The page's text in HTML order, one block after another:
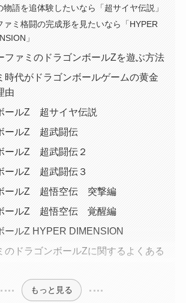
物語を追体験したいなら「超サイヤ伝説」
ァミ格闘の完成形を見たいなら「HYPER
」
ファミのドラゴンボールZを遊ぶ方法
時代がドラゴンボールゲームの黄金
由
ールZ 超サイヤ伝説
ールZ 超武闘伝
ールZ 超武闘伝２
ールZ 超武闘伝３
ールZ 超悟空伝 突撃編
ールZ 超悟空伝 覚醒編
ールZ HYPER DIMENSION
のドラゴンボールZに関するよくある
もっと見る